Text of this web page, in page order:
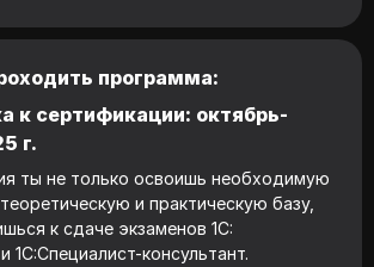
программа:
к сертификации: октябрь-
г.
ты не только освоишь необходимую
и практическую базу,
к сдаче экзаменов 1С:
1С:Специалист-консультант.